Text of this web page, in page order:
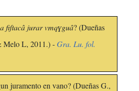
fiſtacâ jurar vmqɣguâ? (Dueñas
Melo L, 2011.) -Gra. Lu. fol.
juramento en vano? (Dueñas G.,